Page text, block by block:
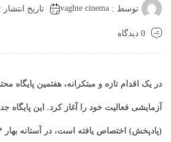
توسط : vaghte cinema تاریخ انتشار : ۱۴۰۳/۱۲/۲۹ ۱۹:۴۶
0 دیدگاه
در یک اقدام تازه و مبتکرانه، هفتمین پایگاه
آزمایشی فعالیت خود را آغاز کرد. این پایگاه